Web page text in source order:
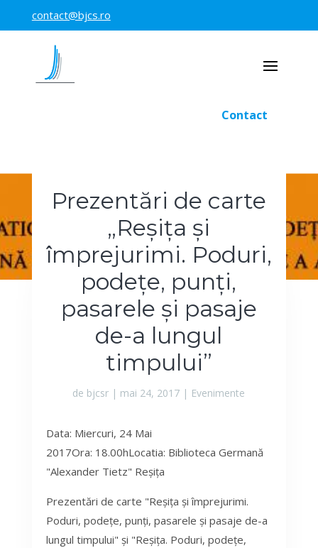
contact@bjcs.ro
Contact
Prezentări de carte
„Reșița și
împrejurimi. Poduri,
podețe, punți,
pasarele și pasaje
de-a lungul
timpului”
de bjcsr | mai 24, 2017 | Evenimente
Data: Miercuri, 24 Mai
2017Ora: 18.00hLocatia: Biblioteca Germană
"Alexander Tietz" Reșița
Prezentări de carte "Reșița și împrejurimi.
Poduri, podețe, punți, pasarele și pasaje de-a
lungul timpului" și "Reșița. Poduri, podețe,